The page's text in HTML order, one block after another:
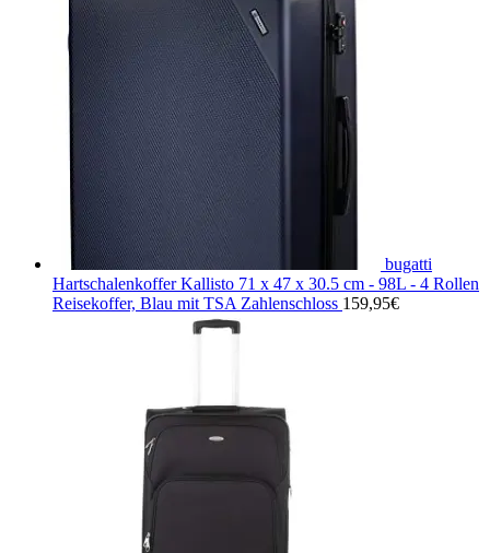
bugatti
Hartschalenkoffer Kallisto 71 x 47 x 30.5 cm - 98L - 4 Rollen
Reisekoffer, Blau mit TSA Zahlenschloss 159,95€